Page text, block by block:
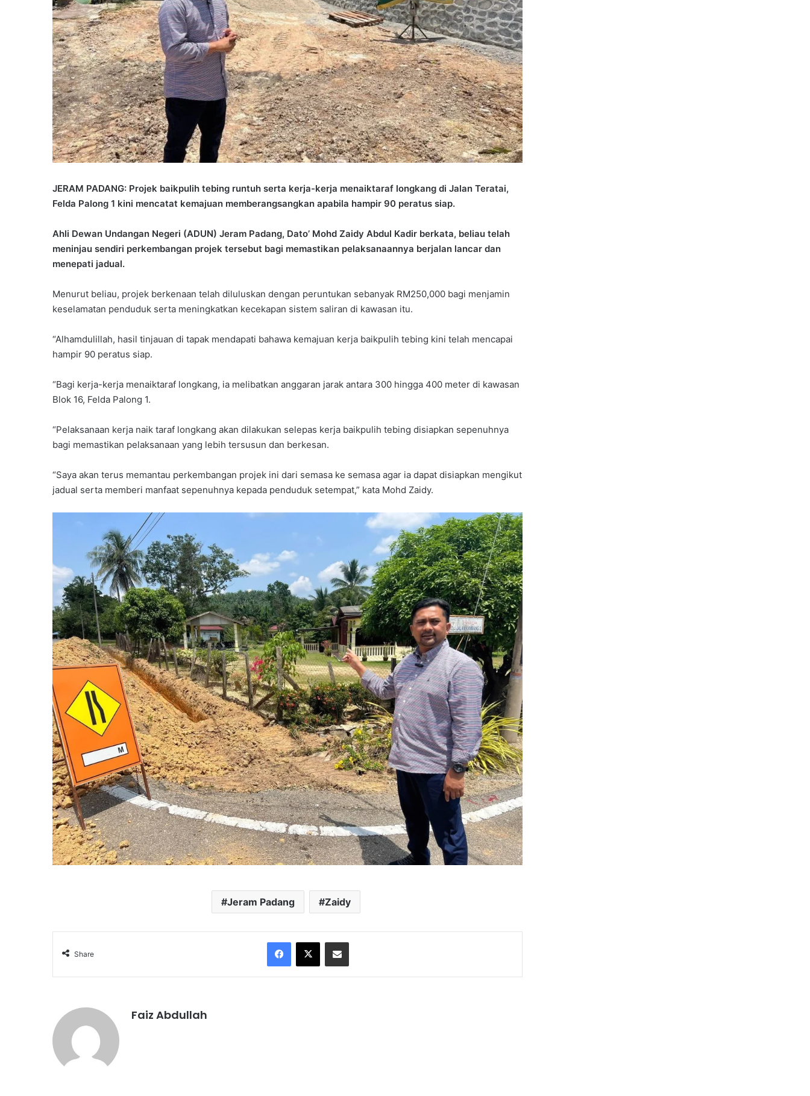
JERAM PADANG: Projek baikpulih tebing runtuh serta kerja-kerja menaiktaraf longkang di Jalan Teratai,
Felda Palong 1 kini mencatat kemajuan memberangsangkan apabila hampir 90 peratus siap.
Ahli Dewan Undangan Negeri (ADUN) Jeram Padang, Dato’ Mohd Zaidy Abdul Kadir berkata, beliau telah
meninjau sendiri perkembangan projek tersebut bagi memastikan pelaksanaannya berjalan lancar dan
menepati jadual.
Menurut beliau, projek berkenaan telah diluluskan dengan peruntukan sebanyak RM250,000 bagi menjamin
keselamatan penduduk serta meningkatkan kecekapan sistem saliran di kawasan itu.
“Alhamdulillah, hasil tinjauan di tapak mendapati bahawa kemajuan kerja baikpulih tebing kini telah mencapai
hampir 90 peratus siap.
“Bagi kerja-kerja menaiktaraf longkang, ia melibatkan anggaran jarak antara 300 hingga 400 meter di kawasan
Blok 16, Felda Palong 1.
“Pelaksanaan kerja naik taraf longkang akan dilakukan selepas kerja baikpulih tebing disiapkan sepenuhnya
bagi memastikan pelaksanaan yang lebih tersusun dan berkesan.
“Saya akan terus memantau perkembangan projek ini dari semasa ke semasa agar ia dapat disiapkan mengikut
jadual serta memberi manfaat sepenuhnya kepada penduduk setempat,” kata Mohd Zaidy.
Jeram Padang Zaidy
Share
Faiz Abdullah